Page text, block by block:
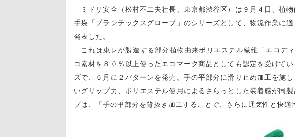
ミドリ安全（松村不二夫社長、東京都渋谷区）は９月４日、植
手袋「プランテックスグローブ」のシリーズとして、物流作業に
発表した。
これは東レが製造する部分植物由来ポリエステル繊維「エコデ
コ素材を８０％以上使ったエコマーク商品としても認定を受けて
ズで、６月に２パターンを発売。手の平部分に滑り止め加工を施
いグリップ力、ポリエステル使用によるさらっとした装着感が同
ブは、「手の甲部分を背抜き加工することで、さらに通気性と快適